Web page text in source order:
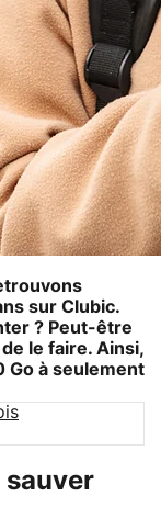
sur Clubic.
? Peut-être
le faire. Ainsi,
Go à seulement
sauver